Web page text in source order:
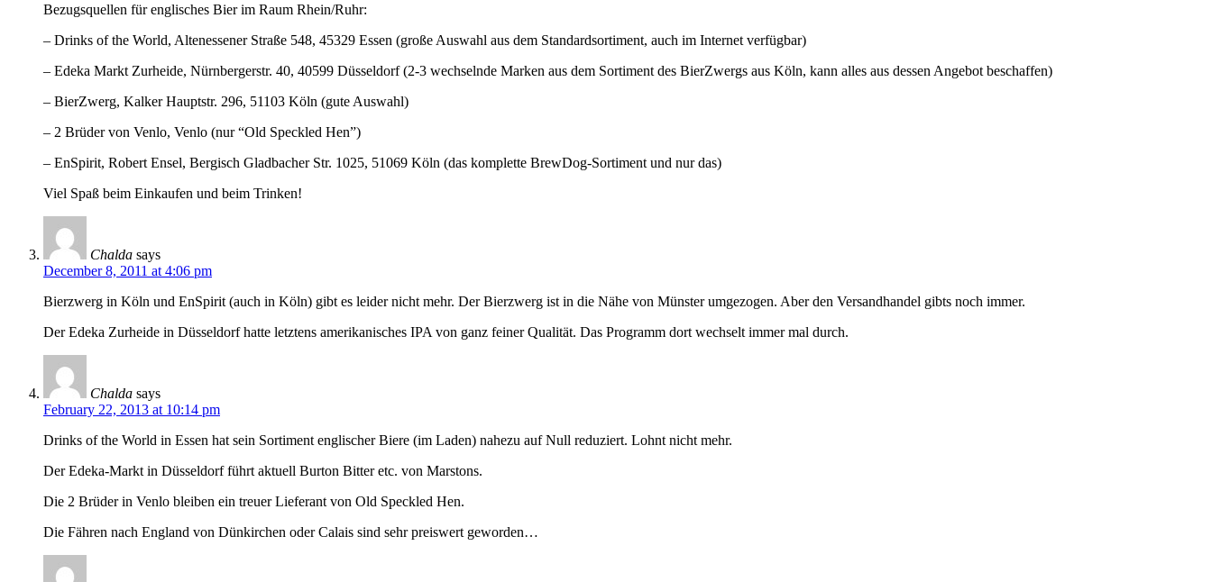
Bezugsquellen für englisches Bier im Raum Rhein/Ruhr:
– Drinks of the World, Altenessener Straße 548, 45329 Essen (große Auswahl aus dem Standardsortiment, auch im Internet verfügbar)
– Edeka Markt Zurheide, Nürnbergerstr. 40, 40599 Düsseldorf (2-3 wechselnde Marken aus dem Sortiment des BierZwergs aus Köln, kann alles aus dessen Angebot beschaffen)
– BierZwerg, Kalker Hauptstr. 296, 51103 Köln (gute Auswahl)
– 2 Brüder von Venlo, Venlo (nur “Old Speckled Hen”)
– EnSpirit, Robert Ensel, Bergisch Gladbacher Str. 1025, 51069 Köln (das komplette BrewDog-Sortiment und nur das)
Viel Spaß beim Einkaufen und beim Trinken!
Chalda says
December 8, 2011 at 4:06 pm
Bierzwerg in Köln und EnSpirit (auch in Köln) gibt es leider nicht mehr. Der Bierzwerg ist in die Nähe von Münster umgezogen. Aber den Versandhandel gibts noch immer.
Der Edeka Zurheide in Düsseldorf hatte letztens amerikanisches IPA von ganz feiner Qualität. Das Programm dort wechselt immer mal durch.
Chalda says
February 22, 2013 at 10:14 pm
Drinks of the World in Essen hat sein Sortiment englischer Biere (im Laden) nahezu auf Null reduziert. Lohnt nicht mehr.
Der Edeka-Markt in Düsseldorf führt aktuell Burton Bitter etc. von Marstons.
Die 2 Brüder in Venlo bleiben ein treuer Lieferant von Old Speckled Hen.
Die Fähren nach England von Dünkirchen oder Calais sind sehr preiswert geworden…